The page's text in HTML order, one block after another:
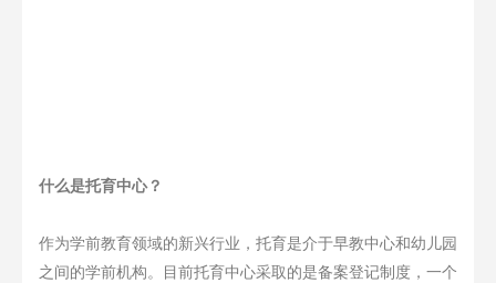
什么是托育中心？
作为学前教育领域的新兴行业，托育是介于早教中心和幼儿园
之间的学前机构。目前托育中心采取的是备案登记制度，一个